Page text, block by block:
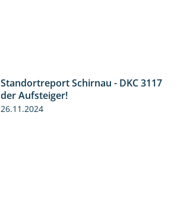
Standortreport Schirnau - DKC 3117
der Aufsteiger!
26.11.2024